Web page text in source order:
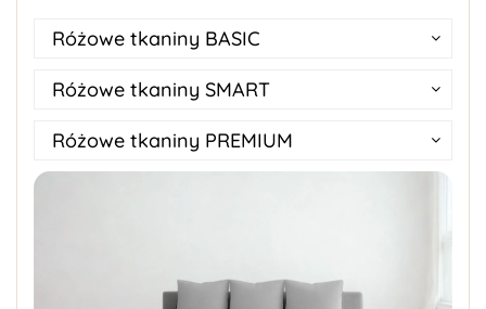
Różowe tkaniny BASIC
Różowe tkaniny SMART
Różowe tkaniny PREMIUM